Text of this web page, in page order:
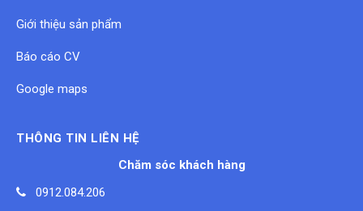
Giới thiệu sản phẩm
Báo cáo CV
Google maps
THÔNG TIN LIÊN HỆ
Chăm sóc khách hàng
0912.084.206